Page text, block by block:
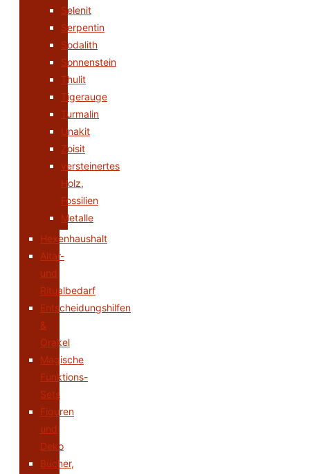
Selenit
Serpentin
Sodalith
Sonnenstein
Thulit
Tigerauge
Turmalin
Unakit
Zoisit
versteinertes
Holz,
Fossilien
Metalle
Hexenhaushalt
Altar-
und
Ritualbedarf
Entscheidungshilfen
&
Orakel
Magische
Funktions-
Sets
Figuren
und
Deko
Bücher,